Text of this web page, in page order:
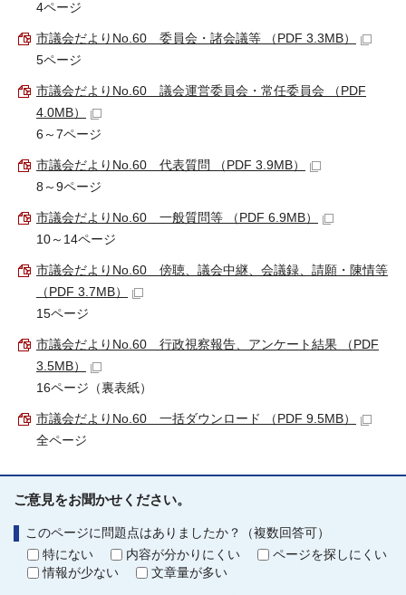
4ページ
市議会だよりNo.60 委員会・諸会議等 （PDF 3.3MB）
5ページ
市議会だよりNo.60 議会運営委員会・常任委員会 （PDF
4.0MB）
6～7ページ
市議会だよりNo.60 代表質問 （PDF 3.9MB）
8～9ページ
市議会だよりNo.60 一般質問等 （PDF 6.9MB）
10～14ページ
市議会だよりNo.60 傍聴、議会中継、会議録、請願・陳情等
（PDF 3.7MB）
15ページ
市議会だよりNo.60 行政視察報告、アンケート結果 （PDF
3.5MB）
16ページ（裏表紙）
市議会だよりNo.60 一括ダウンロード （PDF 9.5MB）
全ページ
ご意見をお聞かせください。
このページに問題点はありましたか？（複数回答可）
特にない
内容が分かりにくい
ページを探しにくい
情報が少ない
文章量が多い